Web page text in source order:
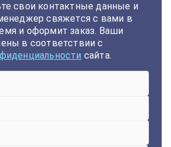
свои контактные данные и
свяжется с вами в
и оформит заказ. Ваши
в соответствии с
сайта.